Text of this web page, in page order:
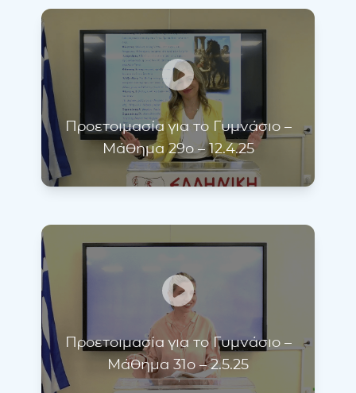
Προετοιμασία για το Γυμνάσιο –
Μάθημα 29ο – 12.4.25
Προετοιμασία για το Γυμνάσιο –
Μάθημα 31ο – 2.5.25